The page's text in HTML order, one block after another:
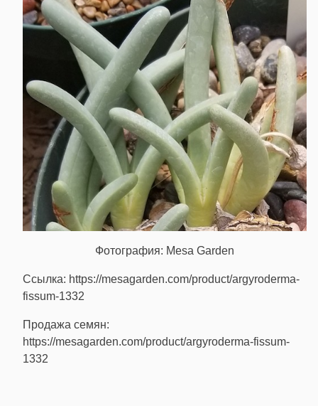
Фотография: Mesa Garden
Ссылка: https://mesagarden.com/product/argyroderma-
fissum-1332
Продажа семян:
https://mesagarden.com/product/argyroderma-fissum-
1332